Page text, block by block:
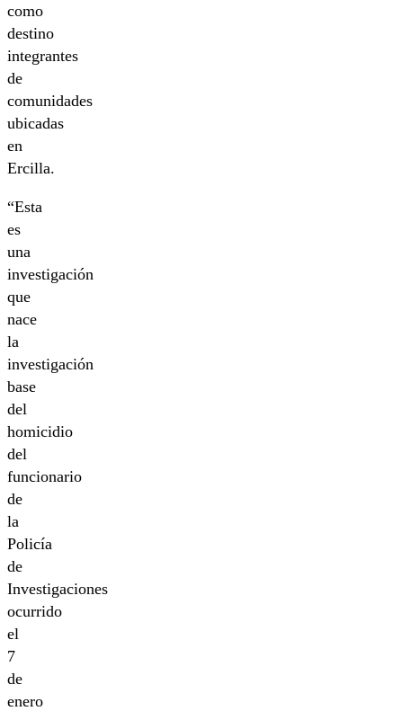
como
destino
integrantes
de
comunidades
ubicadas
en
Ercilla.
“Esta
es
una
investigación
que
nace
la
investigación
base
del
homicidio
del
funcionario
de
la
Policía
de
Investigaciones
ocurrido
el
7
de
enero